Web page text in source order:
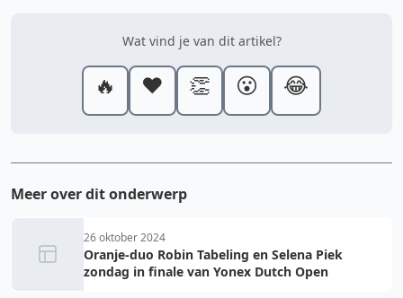
Wat vind je van dit artikel?
🔥 ❤️ 👏 😮 😂
Meer over dit onderwerp
26 oktober 2024
Oranje-duo Robin Tabeling en Selena Piek
zondag in finale van Yonex Dutch Open